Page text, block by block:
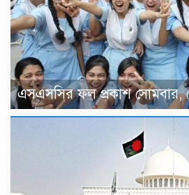
এসএসসির ফল প্রকাশ সোমবার,